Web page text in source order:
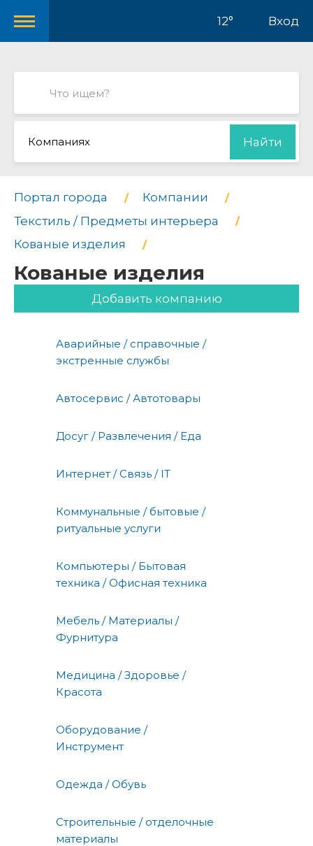
12° Вход
Компаниях Найти
Портал города
Компании
Текстиль / Предметы интерьера
Кованые изделия
Кованые изделия
Добавить компанию
Аварийные / справочные /
экстренные службы
Автосервис / Автотовары
Досуг / Развлечения / Еда
Интернет / Связь / IT
Коммунальные / бытовые /
ритуальные услуги
Компьютеры / Бытовая
техника / Офисная техника
Мебель / Материалы /
Фурнитура
Медицина / Здоровье /
Красота
Оборудование /
Инструмент
Одежда / Обувь
Строительные / отделочные
материалы